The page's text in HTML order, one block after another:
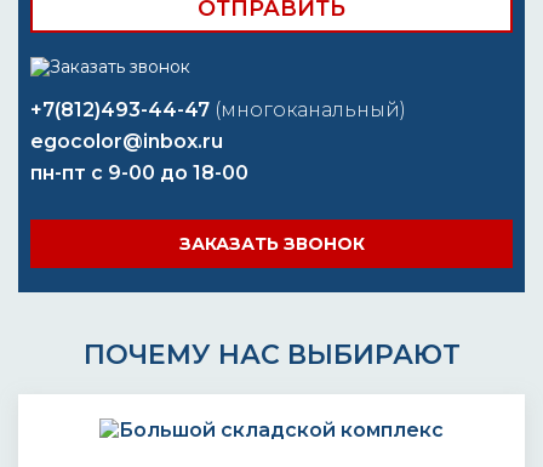
+7(812)493-44-47 (многоканальный)
egocolor@inbox.ru
пн-пт с 9-00 до 18-00
ЗАКАЗАТЬ ЗВОНОК
ПОЧЕМУ НАС ВЫБИРАЮТ